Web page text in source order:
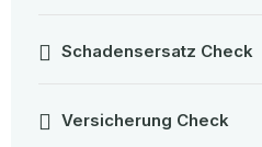
Schadensersatz Check
Versicherung Check